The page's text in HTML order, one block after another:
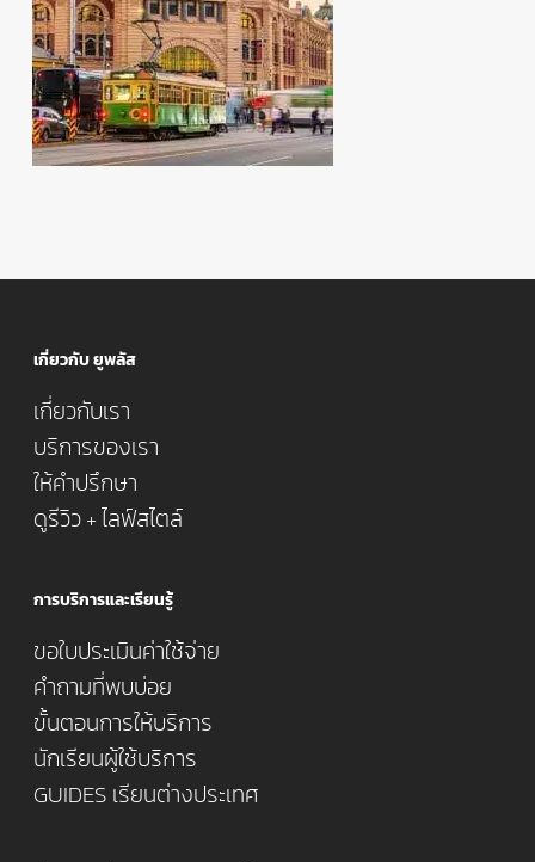
เกี่ยวกับ ยูพลัส
เกี่ยวกับเรา
บริการของเรา
ให้คำปรึกษา
ดูรีวิว + ไลฟ์สไตล์
การบริการและเรียนรู้
ขอใบประเมินค่าใช้จ่าย
คำถามที่พบบ่อย
ขั้นตอนการให้บริการ
นักเรียนผู้ใช้บริการ
GUIDES เรียนต่างประเทศ